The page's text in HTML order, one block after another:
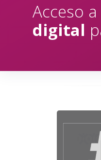
Acceso a
digital